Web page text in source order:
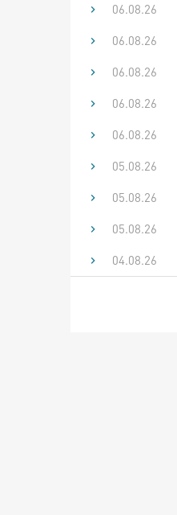
06.08.26
06.08.26
06.08.26
06.08.26
06.08.26
05.08.26
05.08.26
05.08.26
04.08.26